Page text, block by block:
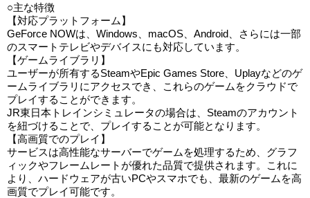
○主な特徴
【対応プラットフォーム】
GeForce NOWは、Windows、macOS、Android、さらには一部
のスマートテレビやデバイスにも対応しています。
【ゲームライブラリ】
ユーザーが所有するSteamやEpic Games Store、Uplayなどのゲ
ームライブラリにアクセスでき、これらのゲームをクラウドで
プレイすることができます。
JR東日本トレインシミュレータの場合は、Steamのアカウント
を紐づけることで、プレイすることが可能となります。
【高画質でのプレイ】
サービスは高性能なサーバーでゲームを処理するため、グラフ
ィックやフレームレートが優れた品質で提供されます。これに
より、ハードウェアが古いPCやスマホでも、最新のゲームを高
画質でプレイ可能です。